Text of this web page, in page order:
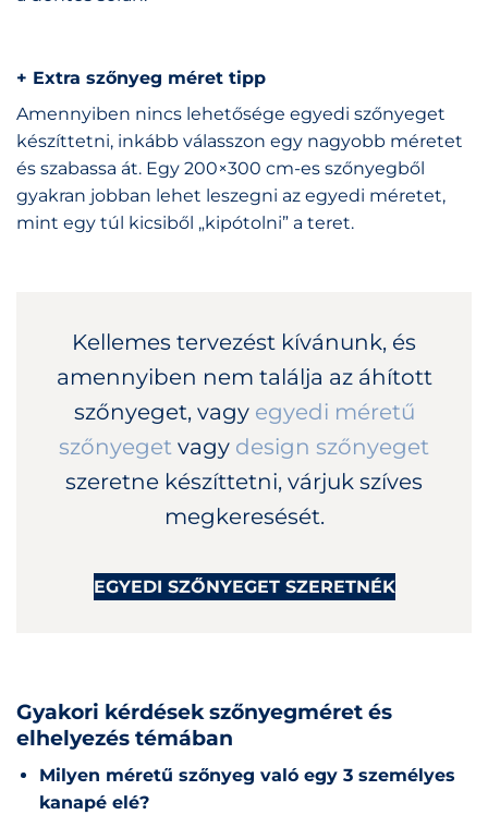
+ Extra szőnyeg méret tipp
Amennyiben nincs lehetősége egyedi szőnyeget
készíttetni, inkább válasszon egy nagyobb méretet
és szabassa át. Egy 200×300 cm-es szőnyegből
gyakran jobban lehet leszegni az egyedi méretet,
mint egy túl kicsiből „kipótolni” a teret.
Kellemes tervezést kívánunk, és
amennyiben nem találja az áhított
szőnyeget, vagy egyedi méretű
szőnyeget vagy design szőnyeget
szeretne készíttetni, várjuk szíves
megkeresését.
EGYEDI SZŐNYEGET SZERETNÉK
Gyakori kérdések szőnyegméret és
elhelyezés témában
Milyen méretű szőnyeg való egy 3 személyes
kanapé elé?